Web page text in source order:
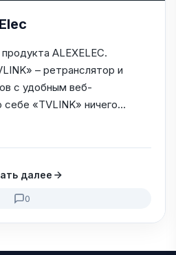
ALEXELEC.
– ретранслятор и
с удобным веб-
«TVLINK» ничего...
далее
0